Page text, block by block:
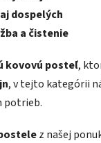
dospelých
a čistenie
kovovú posteľ,
, v tejto kategórii
potrieb.
z našej